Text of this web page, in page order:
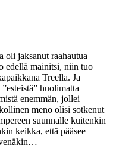
oli jaksanut raahautua
mainitsi, niin tuo
Treella. Ja
huolimatta
enemmän, jollei
meno olisi sotkenut
suunnalle kuitenkin
keikka, että pääsee